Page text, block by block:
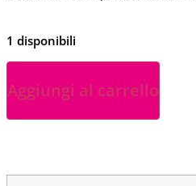
1 disponibili
Aggiungi al carrello